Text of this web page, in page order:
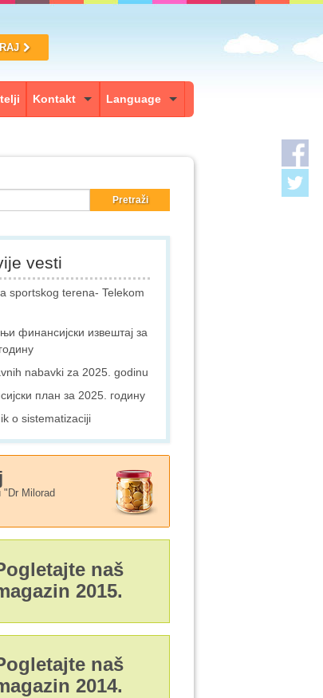
Kontakt Language
vesti
sportskog terena- Telekom
финансијски извештај за
nabavki za 2025. godinu
план за 2025. годину
o sistematizaciji
"Dr Milorad
naš
2015.
naš
2014.